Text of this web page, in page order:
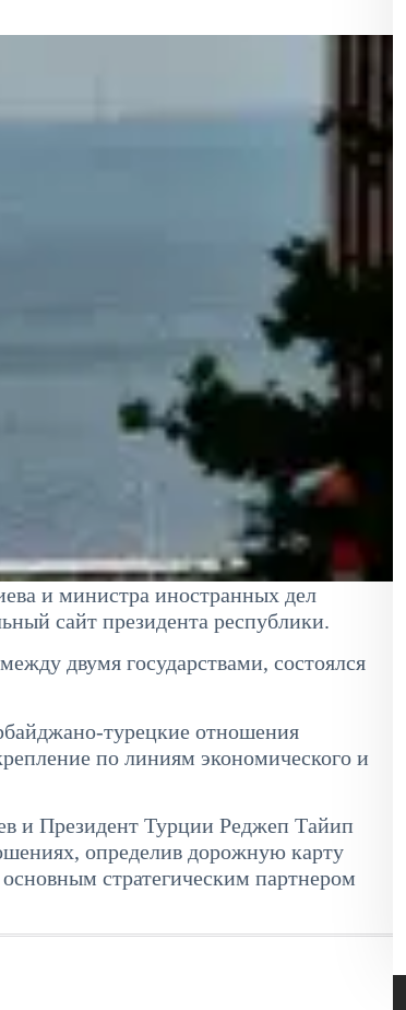
и министра иностранных дел
сайт президента республики.
двумя государствами, состоялся
турецкие отношения
по линиям экономического и
и Президент Турции Реджеп Тайип
определив дорожную карту
стратегическим партнером